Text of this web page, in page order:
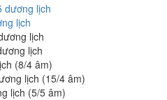
dương lịch
lịch
lịch
lịch
(8/4 âm)
lịch (15/4 âm)
lịch (5/5 âm)